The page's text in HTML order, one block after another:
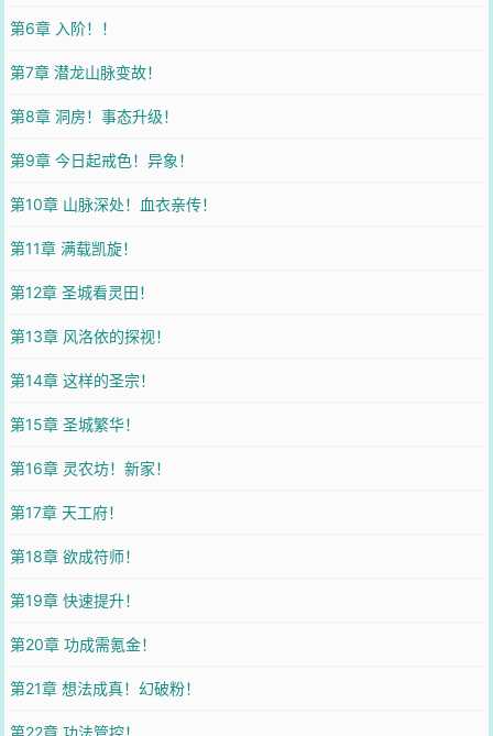
第6章 入阶！！
第7章 潜龙山脉变故！
第8章 洞房！事态升级！
第9章 今日起戒色！异象！
第10章 山脉深处！血衣亲传！
第11章 满载凯旋！
第12章 圣城看灵田！
第13章 风洛依的探视！
第14章 这样的圣宗！
第15章 圣城繁华！
第16章 灵农坊！新家！
第17章 天工府！
第18章 欲成符师！
第19章 快速提升！
第20章 功成需氪金！
第21章 想法成真！幻破粉！
第22章 功法管控！